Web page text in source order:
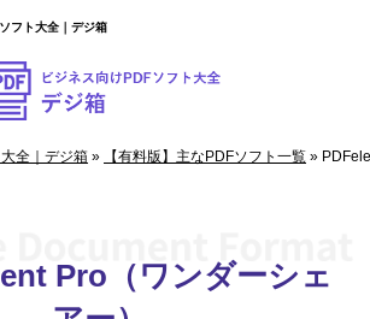
フト大全｜デジ箱
全｜デジ箱 » 【有料版】主なPDFソフト一覧 »
Pro（ワンダーシェ